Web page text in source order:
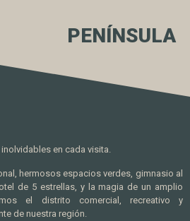
PENÍNSULA
en cada visita.
hermosos espacios verdes, gimnasio al
de 5 estrellas, y la magia de un amplio
el distrito comercial, recreativo y
de nuestra región.